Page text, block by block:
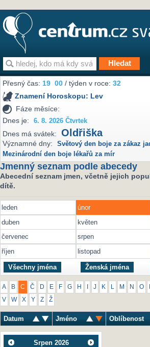
Přesný čas:19 00 / týden v roce:32
Znamení Horoskopu: Lev
Fáze měsíce:
Dnes je:
6. 8. 2026 Čtvrtek
Dnes má svátek: Oldřiška
Významné dny: Světový den boje za zákaz
Mezinárodní den boje lékařů za mír
Jmenný seznam podle abecedy
Abecední seznam jmen, včetně jejich
dítě.
leden únor
duben
květen
červenec
srpen
říjen
listopad
Všechny jména Ženská jména
A B C Č D E F G H J K M N O
V W X Y Z Ž
Datum Jméno Oblíbenost
Srpen 2026